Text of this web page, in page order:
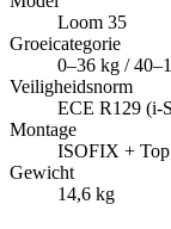
Loom 35
Groeicategorie
0–36 kg /
Veiligheidsnorm
ECE R129
Montage
ISOFIX + Top
Gewicht
14,6 kg